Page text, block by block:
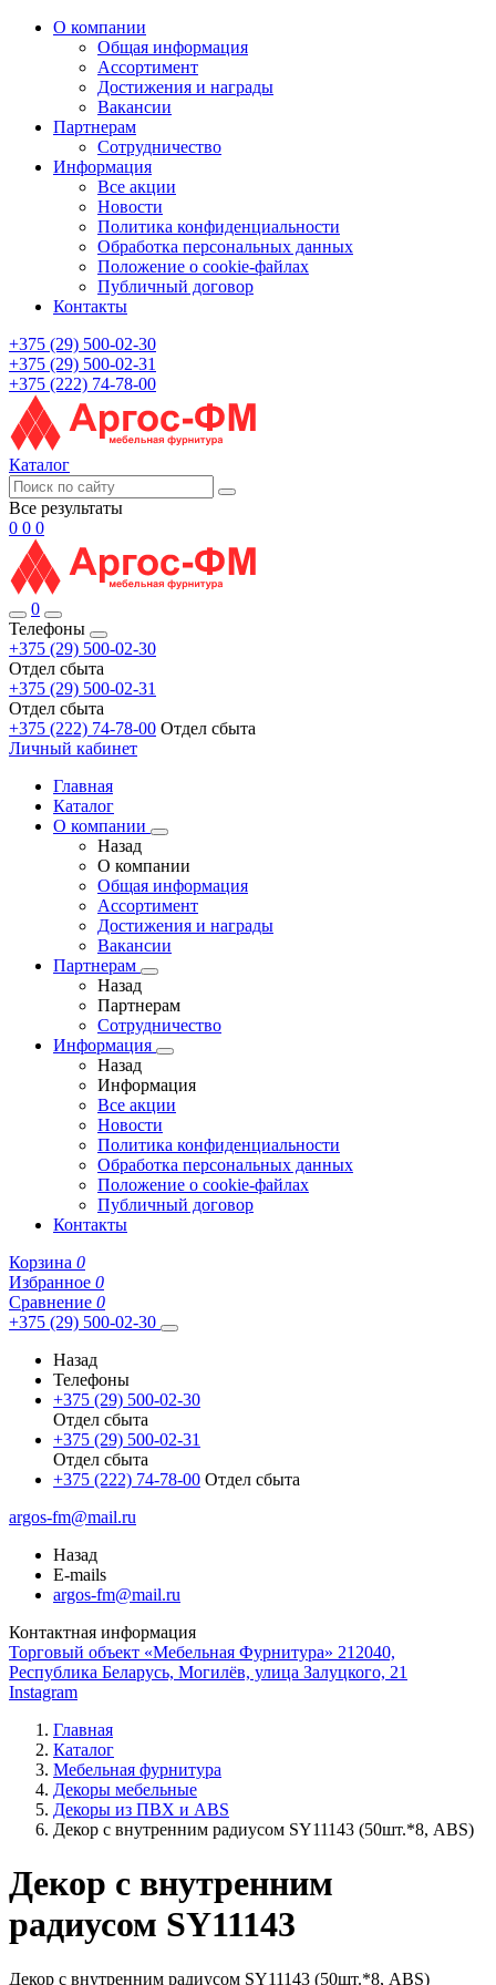
О компании
Общая информация
Ассортимент
Достижения и награды
Вакансии
Партнерам
Сотрудничество
Информация
Все акции
Новости
Политика конфиденциальности
Обработка персональных данных
Положение о cookie-файлах
Публичный договор
Контакты
+375 (29) 500-02-30
+375 (29) 500-02-31
+375 (222) 74-78-00
Каталог
Все результаты
0 0 0
0
Телефоны
+375 (29) 500-02-30
Отдел сбыта
+375 (29) 500-02-31
Отдел сбыта
+375 (222) 74-78-00 Отдел сбыта
Личный кабинет
Главная
Каталог
О компании
Назад
О компании
Общая информация
Ассортимент
Достижения и награды
Вакансии
Партнерам
Назад
Партнерам
Сотрудничество
Информация
Назад
Информация
Все акции
Новости
Политика конфиденциальности
Обработка персональных данных
Положение о cookie-файлах
Публичный договор
Контакты
Корзина 0
Избранное 0
Сравнение 0
+375 (29) 500-02-30
Назад
Телефоны
+375 (29) 500-02-30
Отдел сбыта
+375 (29) 500-02-31
Отдел сбыта
+375 (222) 74-78-00 Отдел сбыта
argos-fm@mail.ru
Назад
E-mails
argos-fm@mail.ru
Контактная информация
Торговый объект «Мебельная Фурнитура» 212040,
Республика Беларусь, Могилёв, улица Залуцкого, 21
Instagram
Главная
Каталог
Мебельная фурнитура
Декоры мебельные
Декоры из ПВХ и ABS
Декор с внутренним радиусом SY11143 (50шт.*8, ABS)
Декор с внутренним
радиусом SY11143
Декор с внутренним радиусом SY11143 (50шт.*8, ABS)